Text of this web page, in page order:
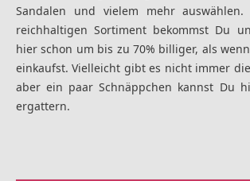
Sandalen und vielem mehr
reichhaltigen Sortiment bekommst Du
hier schon um bis zu 70% billiger, als
einkaufst. Vielleicht gibt es nicht immer
aber ein paar Schnäppchen kannst Du
ergattern.